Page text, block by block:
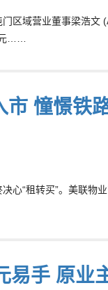
区域营业董事梁浩文
……
市 憧憬铁
心“租转买”。美联物
易手 原业